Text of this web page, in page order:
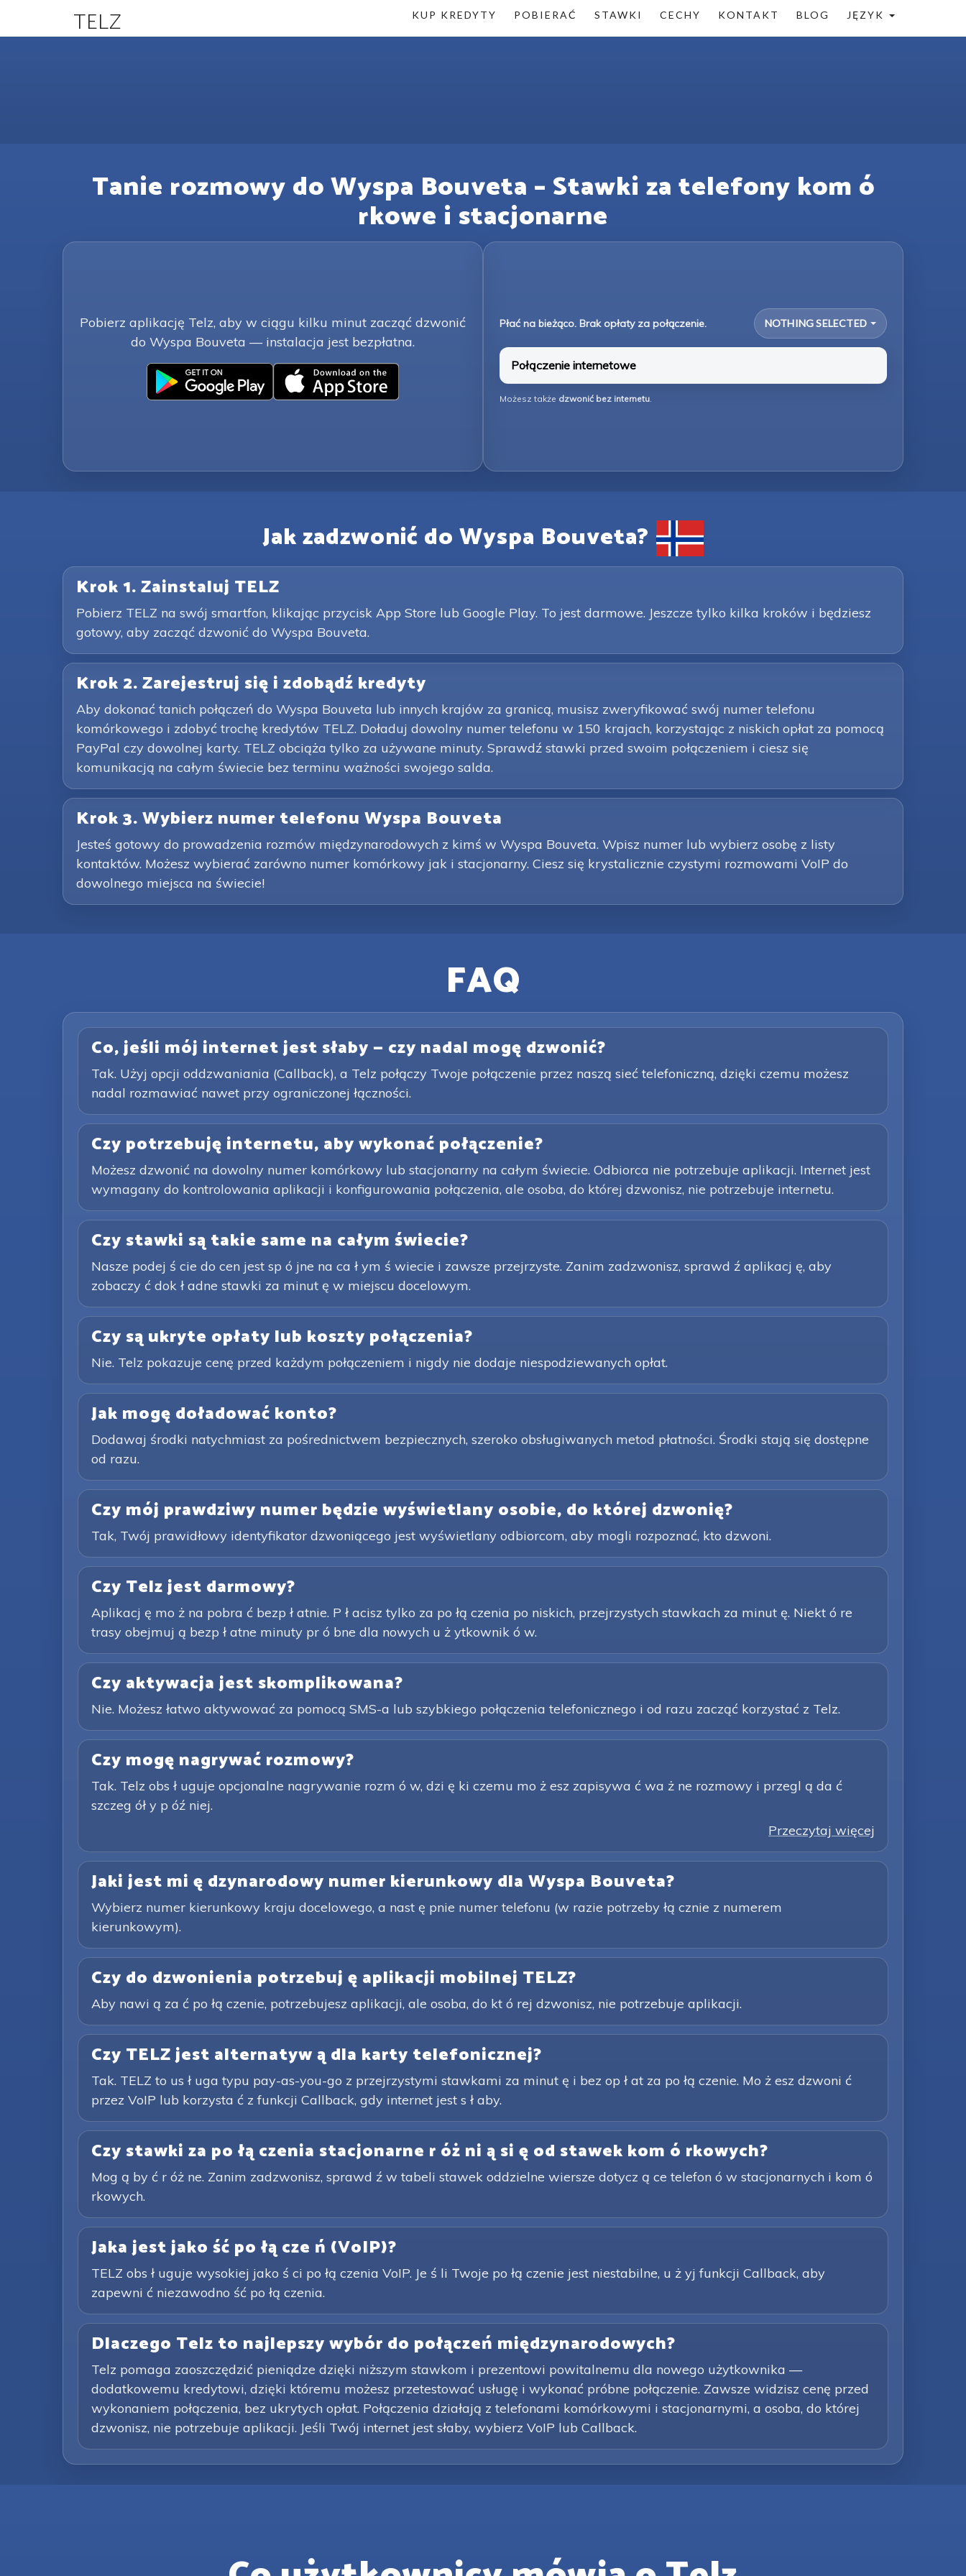
TELZ KUP KREDYTY POBIERAĆ STAWKI CECHY KONTAKT BLOG JĘZYK
Tanie rozmowy do Wyspa Bouveta – Stawki za telefony kom ó
rkowe i stacjonarne
Pobierz aplikację Telz, aby w ciągu kilku minut zacząć dzwonić
do Wyspa Bouveta — instalacja jest bezpłatna.
Płać na bieżąco. Brak opłaty za połączenie. NOTHING SELECTED
Połączenie internetowe
Możesz także dzwonić bez internetu
Jak zadzwonić do Wyspa Bouveta?
Krok 1. Zainstaluj TELZ
Pobierz TELZ na swój smartfon, klikając przycisk App Store lub Google Play. To jest darmowe. Jeszcze tylko kilka kroków i będziesz
gotowy, aby zacząć dzwonić do Wyspa Bouveta.
Krok 2. Zarejestruj się i zdobądź kredyty
Aby dokonać tanich połączeń do Wyspa Bouveta lub innych krajów za granicą, musisz zweryfikować swój numer telefonu
komórkowego i zdobyć trochę kredytów TELZ. Doładuj dowolny numer telefonu w 150 krajach, korzystając z niskich opłat za pomocą
PayPal czy dowolnej karty. TELZ obciąża tylko za używane minuty. Sprawdź stawki przed swoim połączeniem i ciesz się
komunikacją na całym świecie bez terminu ważności swojego salda.
Krok 3. Wybierz numer telefonu Wyspa Bouveta
Jesteś gotowy do prowadzenia rozmów międzynarodowych z kimś w Wyspa Bouveta. Wpisz numer lub wybierz osobę z listy
kontaktów. Możesz wybierać zarówno numer komórkowy jak i stacjonarny. Ciesz się krystalicznie czystymi rozmowami VoIP do
dowolnego miejsca na świecie!
FAQ
Co, jeśli mój internet jest słaby — czy nadal mogę dzwonić?
Tak. Użyj opcji oddzwaniania (Callback), a Telz połączy Twoje połączenie przez naszą sieć telefoniczną, dzięki czemu możesz
nadal rozmawiać nawet przy ograniczonej łączności.
Czy potrzebuję internetu, aby wykonać połączenie?
Możesz dzwonić na dowolny numer komórkowy lub stacjonarny na całym świecie. Odbiorca nie potrzebuje aplikacji. Internet jest
wymagany do kontrolowania aplikacji i konfigurowania połączenia, ale osoba, do której dzwonisz, nie potrzebuje internetu.
Czy stawki są takie same na całym świecie?
Nasze podej ś cie do cen jest sp ó jne na ca ł ym ś wiecie i zawsze przejrzyste. Zanim zadzwonisz, sprawd ź aplikacj ę, aby
zobaczy ć dok ł adne stawki za minut ę w miejscu docelowym.
Czy są ukryte opłaty lub koszty połączenia?
Nie. Telz pokazuje cenę przed każdym połączeniem i nigdy nie dodaje niespodziewanych opłat.
Jak mogę doładować konto?
Dodawaj środki natychmiast za pośrednictwem bezpiecznych, szeroko obsługiwanych metod płatności. Środki stają się dostępne
od razu.
Czy mój prawdziwy numer będzie wyświetlany osobie, do której dzwonię?
Tak, Twój prawidłowy identyfikator dzwoniącego jest wyświetlany odbiorcom, aby mogli rozpoznać, kto dzwoni.
Czy Telz jest darmowy?
Aplikacj ę mo ż na pobra ć bezp ł atnie. P ł acisz tylko za po łą czenia po niskich, przejrzystych stawkach za minut ę. Niekt ó re
trasy obejmuj ą bezp ł atne minuty pr ó bne dla nowych u ż ytkownik ó w.
Czy aktywacja jest skomplikowana?
Nie. Możesz łatwo aktywować za pomocą SMS-a lub szybkiego połączenia telefonicznego i od razu zacząć korzystać z Telz.
Czy mogę nagrywać rozmowy?
Tak. Telz obs ł uguje opcjonalne nagrywanie rozm ó w, dzi ę ki czemu mo ż esz zapisywa ć wa ż ne rozmowy i przegl ą da ć
szczeg ół y p óź niej.
Przeczytaj więcej
Jaki jest mi ę dzynarodowy numer kierunkowy dla Wyspa Bouveta?
Wybierz numer kierunkowy kraju docelowego, a nast ę pnie numer telefonu (w razie potrzeby łą cznie z numerem
kierunkowym).
Czy do dzwonienia potrzebuj ę aplikacji mobilnej TELZ?
Aby nawi ą za ć po łą czenie, potrzebujesz aplikacji, ale osoba, do kt ó rej dzwonisz, nie potrzebuje aplikacji.
Czy TELZ jest alternatyw ą dla karty telefonicznej?
Tak. TELZ to us ł uga typu pay-as-you-go z przejrzystymi stawkami za minut ę i bez op ł at za po łą czenie. Mo ż esz dzwoni ć
przez VoIP lub korzysta ć z funkcji Callback, gdy internet jest s ł aby.
Czy stawki za po łą czenia stacjonarne r óż ni ą si ę od stawek kom ó rkowych?
Mog ą by ć r óż ne. Zanim zadzwonisz, sprawd ź w tabeli stawek oddzielne wiersze dotycz ą ce telefon ó w stacjonarnych i kom ó
rkowych.
Jaka jest jako ść po łą cze ń (VoIP)?
TELZ obs ł uguje wysokiej jako ś ci po łą czenia VoIP. Je ś li Twoje po łą czenie jest niestabilne, u ż yj funkcji Callback, aby
zapewni ć niezawodno ść po łą czenia.
Dlaczego Telz to najlepszy wybór do połączeń międzynarodowych?
Telz pomaga zaoszczędzić pieniądze dzięki niższym stawkom i prezentowi powitalnemu dla nowego użytkownika —
dodatkowemu kredytowi, dzięki któremu możesz przetestować usługę i wykonać próbne połączenie. Zawsze widzisz cenę przed
wykonaniem połączenia, bez ukrytych opłat. Połączenia działają z telefonami komórkowymi i stacjonarnymi, a osoba, do której
dzwonisz, nie potrzebuje aplikacji. Jeśli Twój internet jest słaby, wybierz VoIP lub Callback.